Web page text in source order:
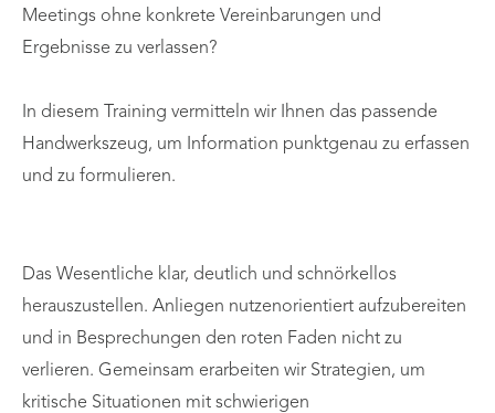
Meetings ohne konkrete Vereinbarungen und
Ergebnisse zu verlassen?
In diesem Training vermitteln wir Ihnen das passende
Handwerkszeug, um Information punktgenau zu erfassen
und zu formulieren.
Das Wesentliche klar, deutlich und schnörkellos
herauszustellen. Anliegen nutzenorientiert aufzubereiten
und in Besprechungen den roten Faden nicht zu
verlieren. Gemeinsam erarbeiten wir Strategien, um
kritische Situationen mit schwierigen